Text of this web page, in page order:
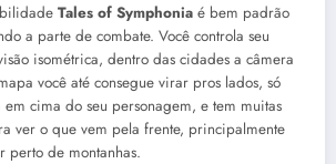
Tales of Symphonia é bem padrão
a parte de combate. Você controla seu
isométrica, dentro das cidades a câmera
você até consegue virar pros lados, só
cima do seu personagem, e tem muitas
ver o que vem pela frente, principalmente
perto de montanhas.